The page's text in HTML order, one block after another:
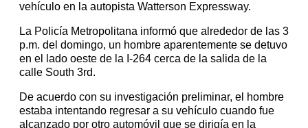
vehículo en la autopista Watterson Expressway.
La Policía Metropolitana informó que alrededor de las 3
p.m. del domingo, un hombre aparentemente se detuvo
en el lado oeste de la I-264 cerca de la salida de la
calle South 3rd.
De acuerdo con su investigación preliminar, el hombre
estaba intentando regresar a su vehículo cuando fue
alcanzado por otro automóvil que se dirigía en la